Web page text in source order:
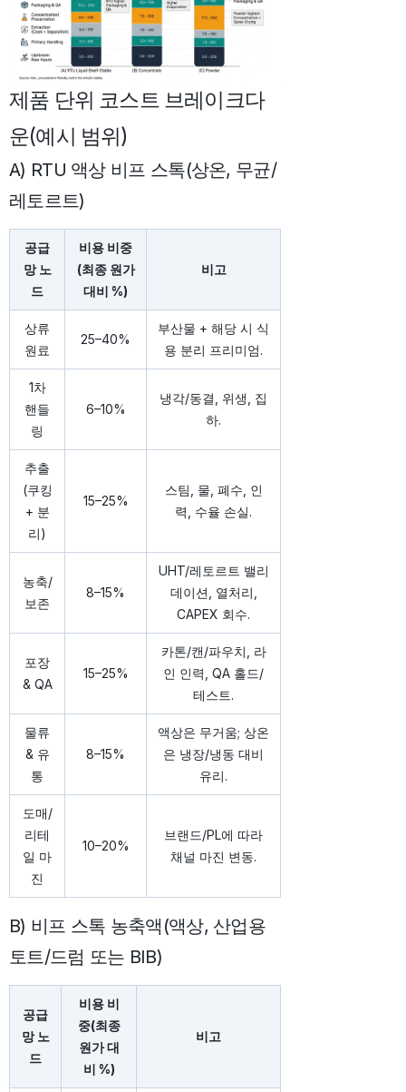
제품 단위 코스트 브레이크다
운(예시 범위)
A) RTU 액상 비프 스톡(상온, 무균/
레토르트)
공급
망 노
드
비용 비중
(최종 원가
대비 %)
비고
상류
원료
25–40%
부산물 + 해당 시 식
용 분리 프리미엄.
1차
핸들
링
6–10%
냉각/동결, 위생, 집
하.
추출
(쿠킹
+ 분
리)
15–25%
스팀, 물, 폐수, 인
력, 수율 손실.
농축/
보존
8–15%
UHT/레토르트 밸리
데이션, 열처리,
CAPEX 회수.
포장
& QA
15–25%
카톤/캔/파우치, 라
인 인력, QA 홀드/
테스트.
물류
& 유
통
8–15%
액상은 무거움; 상온
은 냉장/냉동 대비
유리.
도매/
리테
일 마
진
10–20%
브랜드/PL에 따라
채널 마진 변동.
B) 비프 스톡 농축액(액상, 산업용
토트/드럼 또는 BIB)
공급
망 노
드
비용 비
중(최종
원가 대
비 %)
비고